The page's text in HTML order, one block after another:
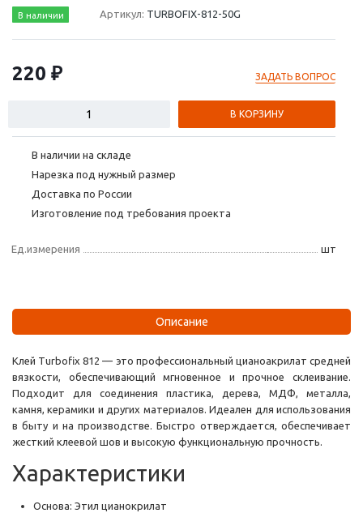
В наличии Артикул: TURBOFIX-812-50G
220 ₽ ЗАДАТЬ ВОПРОС
В КОРЗИНУ
В наличии на складе
Нарезка под нужный размер
Доставка по России
Изготовление под требования проекта
Ед.измерения шт
Описание
Клей Turbofix 812 — это профессиональный цианоакрилат средней
вязкости, обеспечивающий мгновенное и прочное склеивание.
Подходит для соединения пластика, дерева, МДФ, металла,
камня, керамики и других материалов. Идеален для использования
в быту и на производстве. Быстро отверждается, обеспечивает
жесткий клеевой шов и высокую функциональную прочность.
Характеристики
Основа: Этил цианокрилат